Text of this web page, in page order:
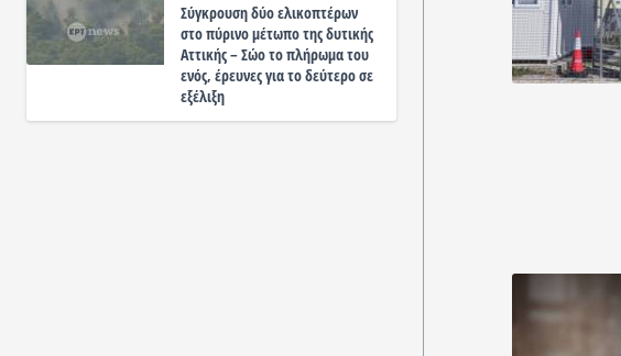
Σύγκρουση δύο ελικοπτέρων
στο πύρινο μέτωπο της δυτικής
Αττικής – Σώο το πλήρωμα του
ενός, έρευνες για το δεύτερο σε
εξέλιξη